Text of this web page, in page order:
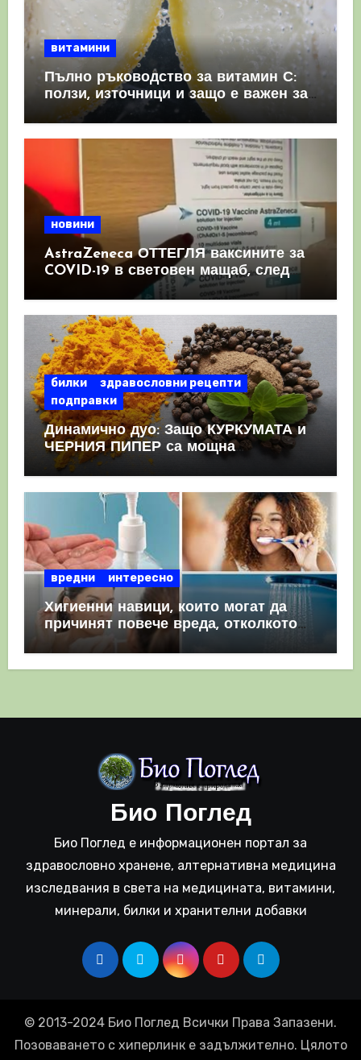
витамини
Пълно ръководство за витамин С:
ползи, източници и защо е важен за
имунната система
новини
AstraZeneca ОТТЕГЛЯ ваксините за
COVID-19 в световен мащаб, след
като призна, че те причиняват
билки
здравословни рецепти
подправки
Динамично дуо: Защо КУРКУМАТА и
ЧЕРНИЯ ПИПЕР са мощна
комбинация
вредни интересно
Хигиенни навици, които могат да
причинят повече вреда, отколкото
полза
Био Поглед
Био Поглед е информационен портал за
здравословно хранене, алтернативна медицина
изследвания в света на медицината, витамини,
минерали, билки и хранителни добавки
© 2013-2024 Био Поглед Всички Права Запазени.
Позоваването с хиперлинк е задължително. Цялото